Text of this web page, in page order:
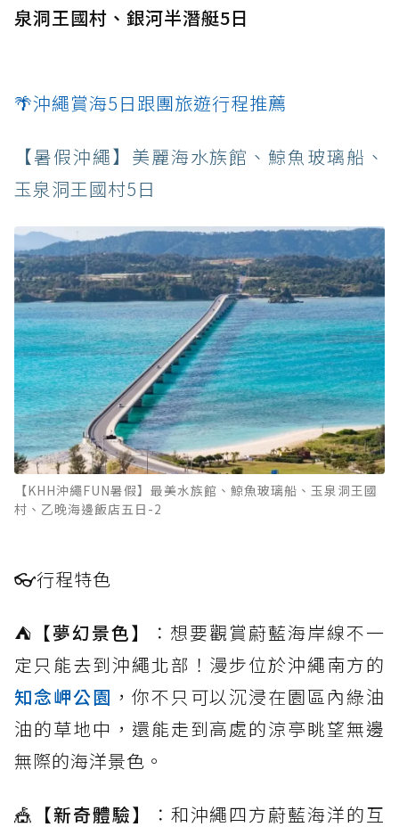
泉洞王國村、銀河半潛艇5日
🌴沖繩賞海5日跟團旅遊行程推薦
【暑假沖繩】美麗海水族館、鯨魚玻璃船、
玉泉洞王國村5日
【KHH沖繩FUN暑假】最美水族館、鯨魚玻璃船、玉泉洞王國
村、乙晚海邊飯店五日-2
👓行程特色
⛺ 【夢幻景色】
：想要觀賞蔚藍海岸線不一
定只能去到沖繩北部！漫步位於沖繩南方的
知念岬公園 ，你不只可以沉浸在園區內綠油
油的草地中，還能走到高處的涼亭眺望無邊
無際的海洋景色。
🎪 【新奇體驗】 ：和沖繩四方蔚藍海洋的互